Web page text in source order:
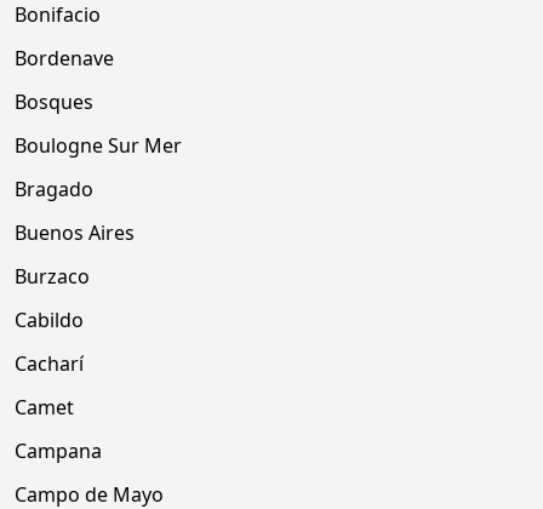
Bonifacio
Bordenave
Bosques
Boulogne Sur Mer
Bragado
Buenos Aires
Burzaco
Cabildo
Cacharí
Camet
Campana
Campo de Mayo